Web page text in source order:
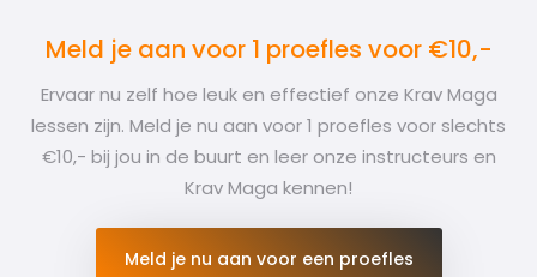
Meld je aan voor 1 proefles voor €10,-
Ervaar nu zelf hoe leuk en effectief onze Krav Maga
lessen zijn. Meld je nu aan voor 1 proefles voor slechts
€10,- bij jou in de buurt en leer onze instructeurs en
Krav Maga kennen!
Meld je nu aan voor een proefles